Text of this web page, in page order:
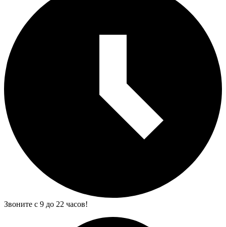
Звоните с 9 до 22 часов!